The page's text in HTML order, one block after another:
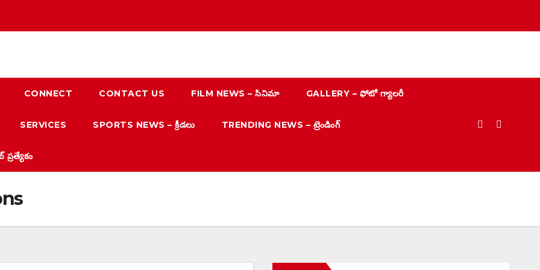
CONNECT CONTACT US FILM NEWS – సినిమా GALLERY – ఫోటో గ్యాలరీ
SERVICES SPORTS NEWS – క్రీడలు TRENDING NEWS – ట్రెండింగ్